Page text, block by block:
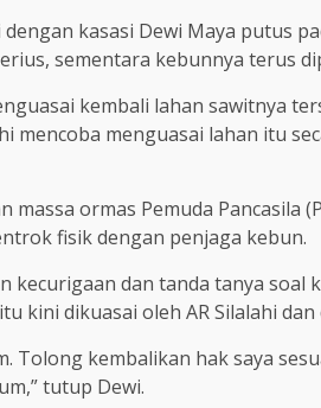
kasasi Dewi Maya putus
sementara kebunnya terus
kembali lahan sawitnya
mencoba menguasai lahan itu
ormas Pemuda Pancasila
fisik dengan penjaga kebun.
dan tanda tanya soal
kini dikuasai oleh AR Silalahi
Tolong kembalikan hak saya
tutup Dewi.